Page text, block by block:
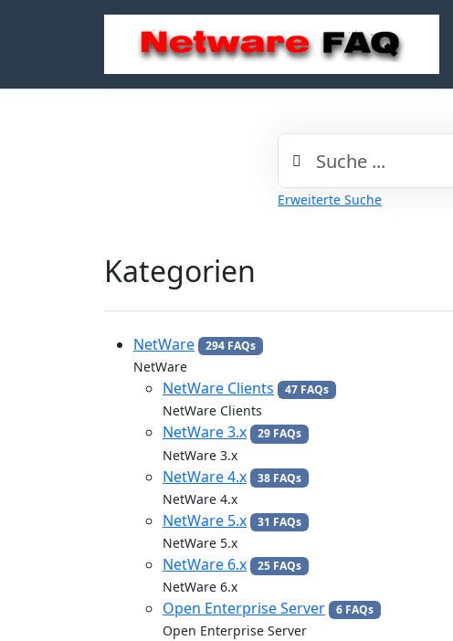
Erweiterte Suche
Kategorien
NetWare 294 FAQs
NetWare
NetWare Clients 47 FAQs
NetWare Clients
NetWare 3.x 29 FAQs
NetWare 3.x
NetWare 4.x 38 FAQs
NetWare 4.x
NetWare 5.x 31 FAQs
NetWare 5.x
NetWare 6.x 25 FAQs
NetWare 6.x
Open Enterprise Server 6 FAQs
Open Enterprise Server